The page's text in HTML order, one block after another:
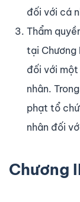
đối với cá
Thẩm
tại Chương
đối với một
nhân.
phạt tổ
nhân đối
Chương